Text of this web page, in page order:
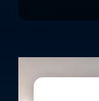
y Lleida)